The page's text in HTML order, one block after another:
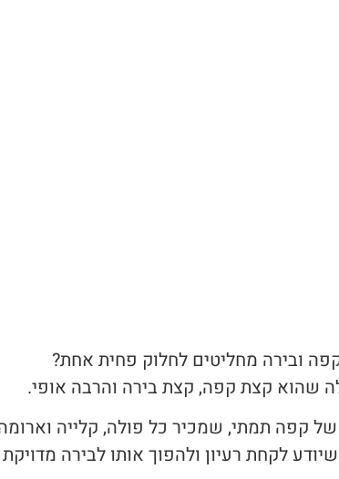
ובירה מחליטים לחלוק פחית אחת?
שהוא קצת קפה, קצת בירה והרבה אופי.
קפה תמתי, שמכיר כל פולה, קלייה
לקחת רעיון ולהפוך אותו לבירה